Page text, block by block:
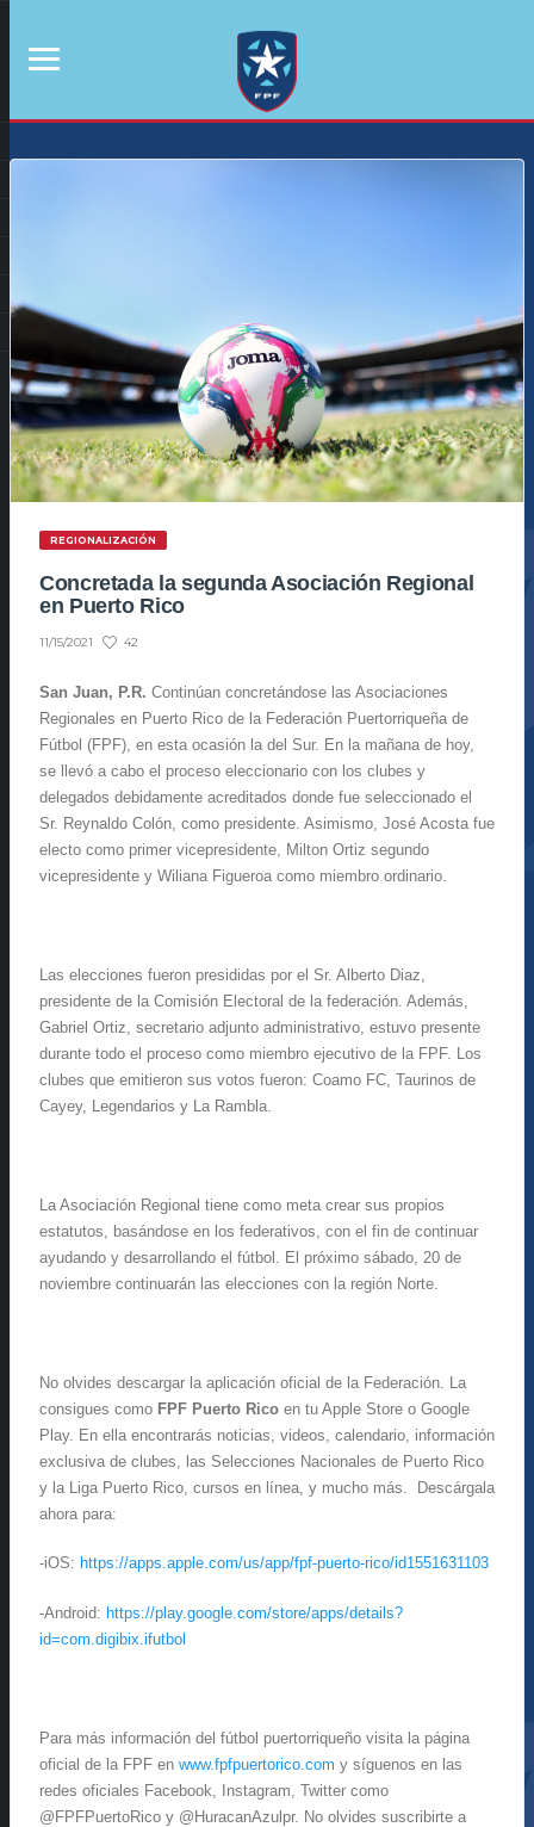
REGIONALIZACIÓN
Concretada la segunda Asociación Regional
en Puerto Rico
11/15/2021 42
San Juan, P.R. Continúan concretándose las Asociaciones
Regionales en Puerto Rico de la Federación Puertorriqueña de
Fútbol (FPF), en esta ocasión la del Sur. En la mañana de hoy,
se llevó a cabo el proceso eleccionario con los clubes y
delegados debidamente acreditados donde fue seleccionado el
Sr. Reynaldo Colón, como presidente. Asimismo, José Acosta fue
electo como primer vicepresidente, Milton Ortiz segundo
vicepresidente y Wiliana Figueroa como miembro ordinario.
Las elecciones fueron presididas por el Sr. Alberto Diaz,
presidente de la Comisión Electoral de la federación. Además,
Gabriel Ortiz, secretario adjunto administrativo, estuvo presente
durante todo el proceso como miembro ejecutivo de la FPF. Los
clubes que emitieron sus votos fueron: Coamo FC, Taurinos de
Cayey, Legendarios y La Rambla.
La Asociación Regional tiene como meta crear sus propios
estatutos, basándose en los federativos, con el fin de continuar
ayudando y desarrollando el fútbol. El próximo sábado, 20 de
noviembre continuarán las elecciones con la región Norte.
No olvides descargar la aplicación oficial de la Federación. La
consigues como FPF Puerto Rico en tu Apple Store o Google
Play. En ella encontrarás noticias, videos, calendario, información
exclusiva de clubes, las Selecciones Nacionales de Puerto Rico
y la Liga Puerto Rico, cursos en línea, y mucho más. Descárgala
ahora para:
-iOS: https://apps.apple.com/us/app/fpf-puerto-rico/id1551631103
-Android: https://play.google.com/store/apps/details?
id=com.digibix.ifutbol
Para más información del fútbol puertorriqueño visita la página
oficial de la FPF en www.fpfpuertorico.com y síguenos en las
redes oficiales Facebook, Instagram, Twitter como
@FPFPuertoRico y @HuracanAzulpr. No olvides suscribirte a